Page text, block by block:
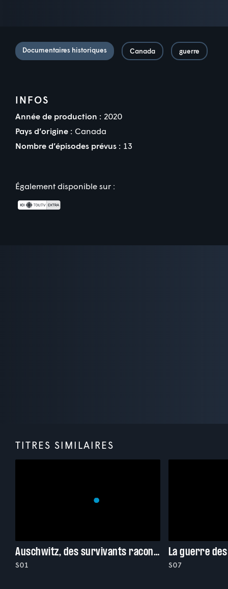
Documentaires historiques Canada guerre
INFOS
Année de production : 2020
Pays d’origine : Canada
Nombre d’épisodes prévus : 13
Également disponible sur :
TITRES SIMILAIRES
Auschwitz, des survivants racontent
S01 S07